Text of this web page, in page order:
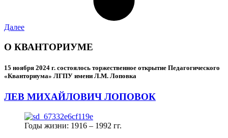
Далее
О КВАНТОРИУМЕ
15 ноября 2024 г. состоялось торжественное открытие Педагогического
«Кванториума» ЛГПУ имени Л.М. Лоповка
ЛЕВ МИХАЙЛОВИЧ ЛОПОВОК
Годы жизни: 1916 – 1992 гг.